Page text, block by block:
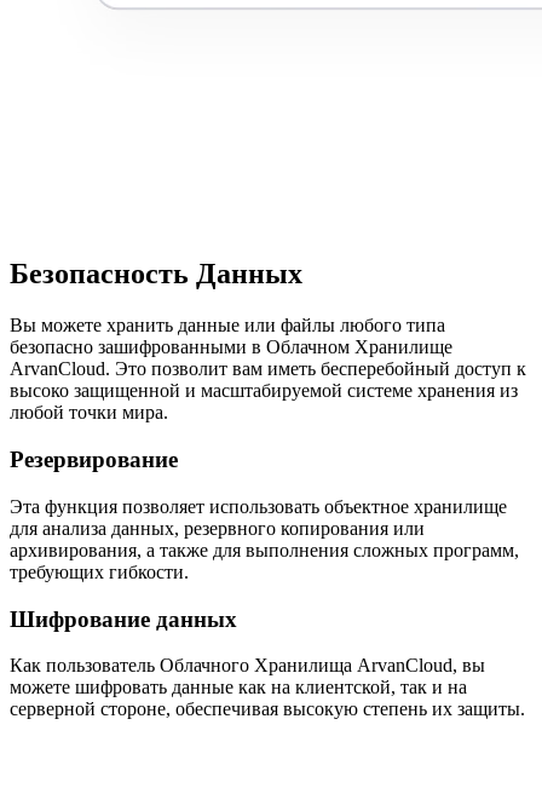
Безопасность Данных
Вы можете хранить данные или файлы любого типа
безопасно зашифрованными в Облачном Хранилище
ArvanCloud. Это позволит вам иметь бесперебойный доступ к
высоко защищенной и масштабируемой системе хранения из
любой точки мира.
Резервирование
Эта функция позволяет использовать объектное хранилище
для анализа данных, резервного копирования или
архивирования, а также для выполнения сложных программ,
требующих гибкости.
Шифрование данных
Как пользователь Облачного Хранилища ArvanCloud, вы
можете шифровать данные как на клиентской, так и на
серверной стороне, обеспечивая высокую степень их защиты.